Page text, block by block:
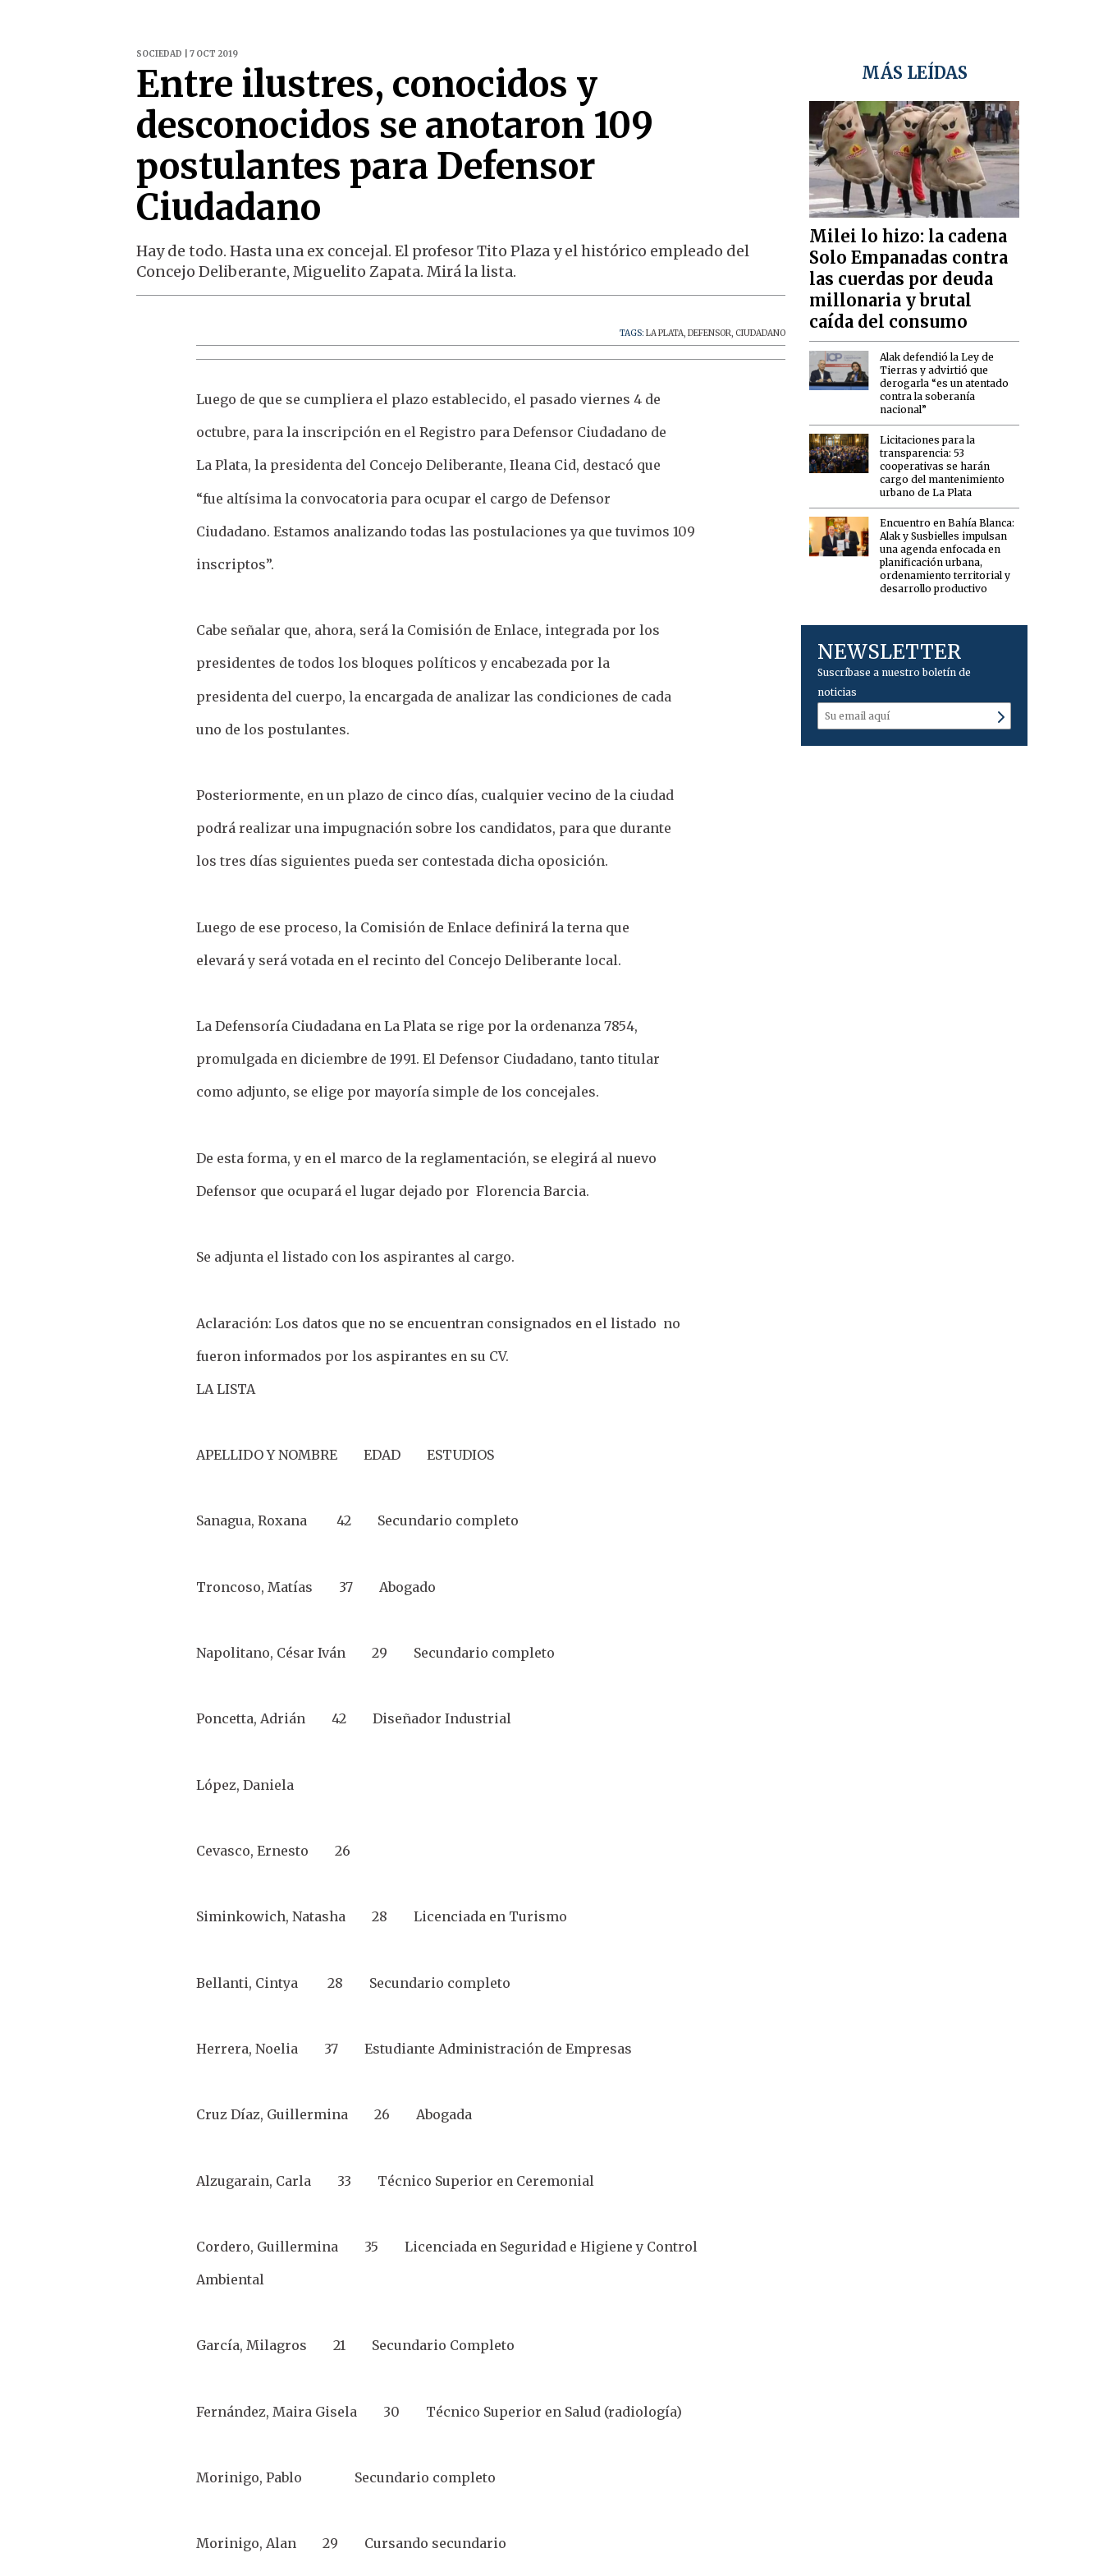
SOCIEDAD | 7 OCT 2019
Entre ilustres, conocidos y
desconocidos se anotaron 109
postulantes para Defensor
Ciudadano
Hay de todo. Hasta una ex concejal. El profesor Tito Plaza y el histórico empleado del
Concejo Deliberante, Miguelito Zapata. Mirá la lista.
TAGS:LA PLATA,DEFENSOR, CIUDADANO
Luego de que se cumpliera el plazo establecido, el pasado viernes 4 de
octubre, para la inscripción en el Registro para Defensor Ciudadano de
La Plata, la presidenta del Concejo Deliberante, Ileana Cid, destacó que
“fue altísima la convocatoria para ocupar el cargo de Defensor
Ciudadano. Estamos analizando todas las postulaciones ya que tuvimos 109
inscriptos”.
Cabe señalar que, ahora, será la Comisión de Enlace, integrada por los
presidentes de todos los bloques políticos y encabezada por la
presidenta del cuerpo, la encargada de analizar las condiciones de cada
uno de los postulantes.
Posteriormente, en un plazo de cinco días, cualquier vecino de la ciudad
podrá realizar una impugnación sobre los candidatos, para que durante
los tres días siguientes pueda ser contestada dicha oposición.
Luego de ese proceso, la Comisión de Enlace definirá la terna que
elevará y será votada en el recinto del Concejo Deliberante local.
La Defensoría Ciudadana en La Plata se rige por la ordenanza 7854,
promulgada en diciembre de 1991. El Defensor Ciudadano, tanto titular
como adjunto, se elige por mayoría simple de los concejales.
De esta forma, y en el marco de la reglamentación, se elegirá al nuevo
Defensor que ocupará el lugar dejado por Florencia Barcia.
Se adjunta el listado con los aspirantes al cargo.
Aclaración: Los datos que no se encuentran consignados en el listado no
fueron informados por los aspirantes en su CV.
LA LISTA
APELLIDO Y NOMBRE EDAD ESTUDIOS
Sanagua, Roxana 42 Secundario completo
Troncoso, Matías 37 Abogado
Napolitano, César Iván 29 Secundario completo
Poncetta, Adrián 42 Diseñador Industrial
López, Daniela
Cevasco, Ernesto 26
Siminkowich, Natasha 28 Licenciada en Turismo
Bellanti, Cintya 28 Secundario completo
Herrera, Noelia 37 Estudiante Administración de Empresas
Cruz Díaz, Guillermina 26 Abogada
Alzugarain, Carla 33 Técnico Superior en Ceremonial
Cordero, Guillermina 35 Licenciada en Seguridad e Higiene y Control
Ambiental
García, Milagros 21 Secundario Completo
Fernández, Maira Gisela 30 Técnico Superior en Salud (radiología)
Morinigo, Pablo Secundario completo
Morinigo, Alan 29 Cursando secundario
MÁS LEÍDAS
Milei lo hizo: la cadena
Solo Empanadas contra
las cuerdas por deuda
millonaria y brutal
caída del consumo
Alak defendió la Ley de
Tierras y advirtió que
derogarla “es un atentado
contra la soberanía
nacional”
Licitaciones para la
transparencia: 53
cooperativas se harán
cargo del mantenimiento
urbano de La Plata
Encuentro en Bahía Blanca:
Alak y Susbielles impulsan
una agenda enfocada en
planificación urbana,
ordenamiento territorial y
desarrollo productivo
NEWSLETTER
Suscríbase a nuestro boletín de
noticias